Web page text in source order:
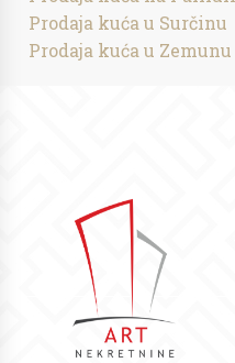
Prodaja kuća u Surčinu
Prodaja kuća u Zemunu